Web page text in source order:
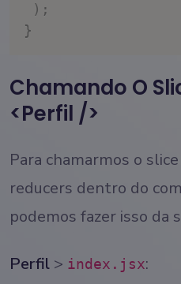
) ;
}
Chamando O
<Perfil />
Para chamarmos o
reducers dentro do
podemos fazer isso da
Perfil > index.jsx: